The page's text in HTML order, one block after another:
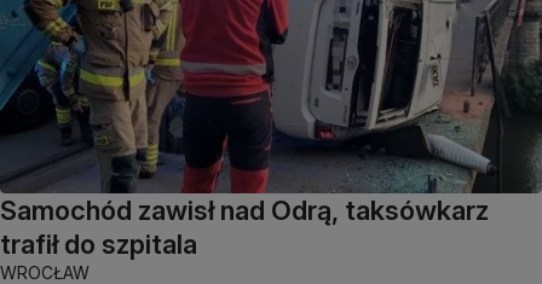
Samochód zawisł nad Odrą, taksówkarz
trafił do szpitala
WROCŁAW